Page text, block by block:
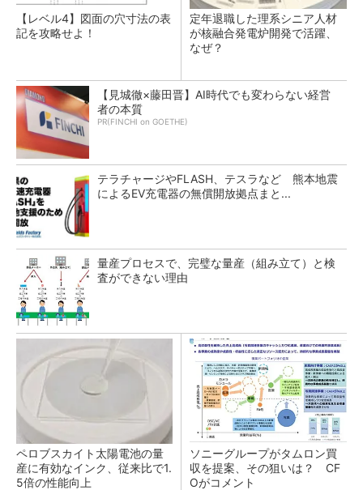
【レベル4】図面の穴寸法の表
記を攻略せよ！
定年退職した理系シニア人材
が核融合発電炉開発で活躍、
なぜ？
【見城徹×藤田晋】AI時代でも変わらない経営
者の本質
PR(FINCHI on GOETHE)
テラチャージやFLASH、テスラなど 熊本地震
によるEV充電器の無償開放拠点まと...
量産プロセスで、完璧な量産（組み立て）と検
査ができない理由
ペロブスカイト太陽電池の量
産に有効なインク、従来比で1.
5倍の性能向上
ソニーグループがタムロン買
収を提案、その狙いは？ CF
Oがコメント